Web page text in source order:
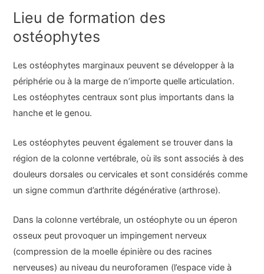
Lieu de formation des
ostéophytes
Les ostéophytes marginaux peuvent se développer à la
périphérie ou à la marge de n’importe quelle articulation.
Les ostéophytes centraux sont plus importants dans la
hanche et le genou.
Les ostéophytes peuvent également se trouver dans la
région de la colonne vertébrale, où ils sont associés à des
douleurs dorsales ou cervicales et sont considérés comme
un signe commun d’arthrite dégénérative (arthrose).
Dans la colonne vertébrale, un ostéophyte ou un éperon
osseux peut provoquer un impingement nerveux
(compression de la moelle épinière ou des racines
nerveuses) au niveau du neuroforamen (l’espace vide à